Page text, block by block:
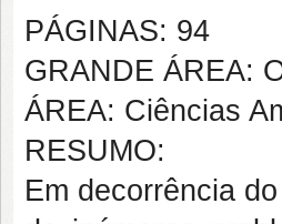
PÁGINAS: 94
GRANDE ÁREA:
ÁREA: Ciências
RESUMO:
Em decorrência